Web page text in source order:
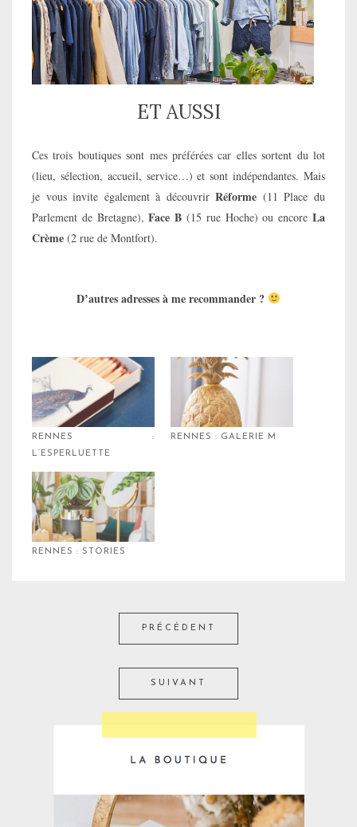
ET AUSSI
Ces trois boutiques sont mes préférées car elles sortent du lot
(lieu, sélection, accueil, service…) et sont indépendantes. Mais
je vous invite également à découvrirRéforme (11 Place du
Parlement de Bretagne),Face B (15 rue Hoche) ou encoreLa
Crème (2 rue de Montfort).
D’autres adresses à me recommander ?
RENNES :
L’ESPERLUETTE
RENNES : GALERIE M
RENNES : STORIES
PRÉCÉDENT
SUIVANT